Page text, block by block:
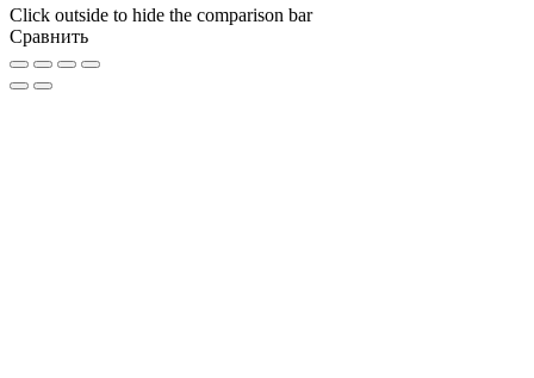
Click outside to hide the comparison bar
Сравнить